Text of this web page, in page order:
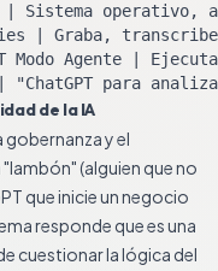
| Sistema
| Graba,
Modo Agente |
para
de la IA
y el
(alguien que no
que inicie un negocio
responde que es una
cuestionar la lógica del